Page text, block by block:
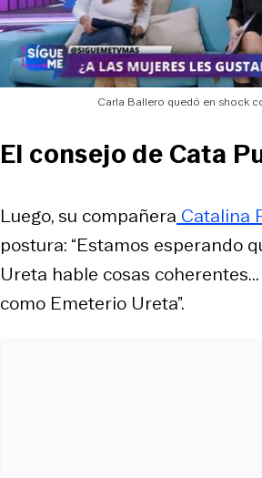
Carla Ballero quedó en shock
El consejo de Cata
Luego, su compañera Catalina
postura: “Estamos esperando
Ureta hable cosas
como Emeterio Ureta”.